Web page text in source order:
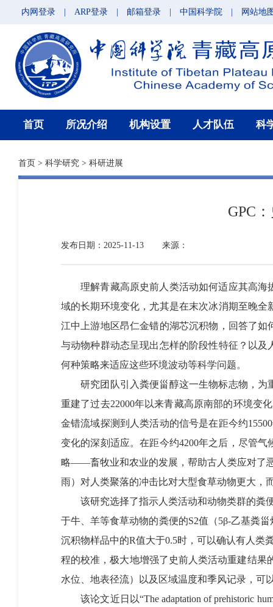
内网登录 ARP登录 邮箱登录 中国科学院 网站地
首页 所况介绍 机构设置 人才队伍 科
首页 > 科学研究 > 科研进展
GPC
发布日期：2025-11-13 来源：
理解青藏高原史前人类活动如何适应其高海
域的长期环境变化，尤其是在末次冰消期至晚
江中上游地区昂仁金错的湖芯沉积物，回答了
与动物种群动态呈现出怎样的阶段性特征？以
何种策略来适应这些环境波动等科学问题。
研究团队引入粪便甾醇这一生物标志物，为
重建了过去22000年以来青藏高原南部的环境变
金错流域探测到人类活动的信号是在距今约
变化的深刻适应。在距今约4200年之后，尽管
略——畜牧业和农业的发展，帮助古人类应对了
雨）对人类聚落的冲击比对大型食草动物更大，
该研究选择了指示人类活动和动物类群的粪便
于牛、羊等食草动物的粪便的S2值（5β-乙基粪
沉积物样品中的R值大于0.5时，可以确认有人类
程的校准，极大地增强了史前人类活动重建结果
水位、地表径流）以及区域温度和季风记录，可
该论文近日以“The adaptation of prehistoric